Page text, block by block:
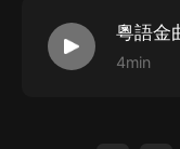
粵語金
4min